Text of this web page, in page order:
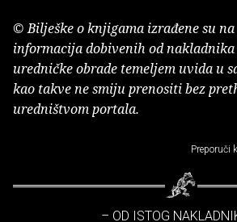
© Bilješke o knjigama izrađene su
informacija dobivenih od
uredničke obrade temeljem uvida u
kao takve ne smiju prenositi bez
uredništvom portala.
Preporuči
– OD ISTOG